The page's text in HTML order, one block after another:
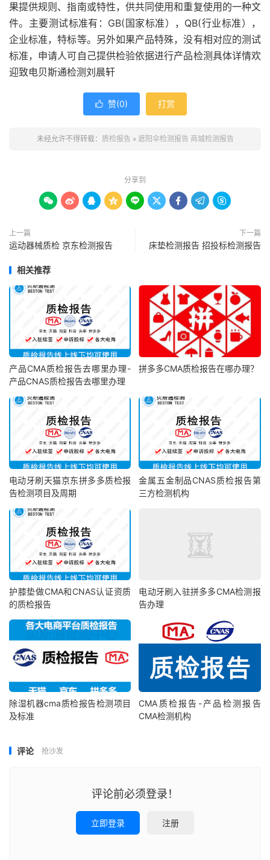
果提供规则、指南或特性，供共同使用和重复使用的一种文
件。主要测试标准有：GB(国家标准），QB(行业标准），
企业标准，特标等。另外如果产品特殊，没有相对应的测试
标准，申请人可自己提供检验依据进行产品检测具体详情欢
迎致电贝斯通检测刘晨轩
 赞(0) 打赏
未经允许不得转载： 质检报告 » 遮阳伞检测报告 商城检测报告
分享到
        
上一篇
运动器械质检 京东检测报告
下一篇
床垫检测报告 招投标检测报告
相关推荐
产品CMA质检报告去哪里办理-
产品CNAS质检报告去哪里办理
拼多多CMA质检报告在哪办理？
电动牙刷天猫京东拼多多质检报
告检测项目及周期
金属五金制品CNAS质检报告第
三方检测机构
护膝垫做CMA和CNAS认证资质
的质检报告
电动牙刷入驻拼多多CMA检测报
告办理
除湿机器cma质检报告检测项目
及标准
CMA质检报告-产品检测报告
CMA检测机构
评论 抢沙发
评论前必须登录！
立即登录 注册